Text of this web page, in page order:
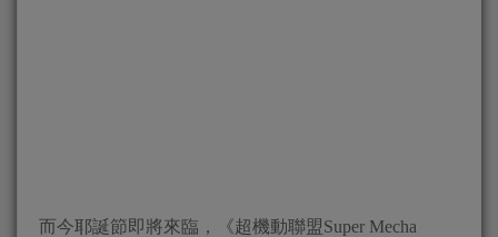
而今耶誕節即將來臨，《超機動聯盟Super Mecha